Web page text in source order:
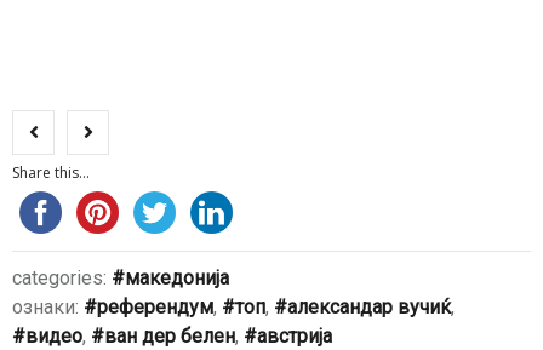
Share this...
categories:
македонија
ознаки:
референдум, топ, александар вучиќ,
видео, ван дер белен, австрија